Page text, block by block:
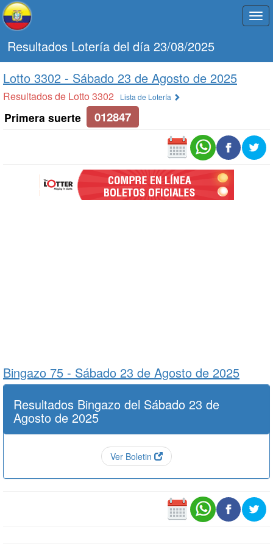
Resultados Lotería del día 23/08/2025
Lotto 3302 - Sábado 23 de Agosto de 2025
Resultados de Lotto 3302 Lista de Lotería
Primera suerte 012847
Bingazo 75 - Sábado 23 de Agosto de 2025
Resultados Bingazo del Sábado 23 de
Agosto de 2025
Ver Boletin